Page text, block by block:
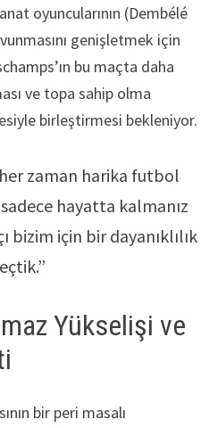
oyuncularının (Dembélé
genişletmek için
bu maçta daha
ve topa sahip olma
birleştirmesi bekleniyor.
zaman harika futbol
hayatta kalmanız
bizim için bir dayanıklılık
Yükselişi ve
bir peri masalı